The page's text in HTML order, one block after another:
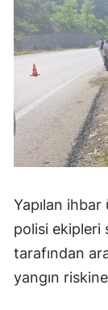
Yapılan
polisi ekipleri
tarafından
yangın